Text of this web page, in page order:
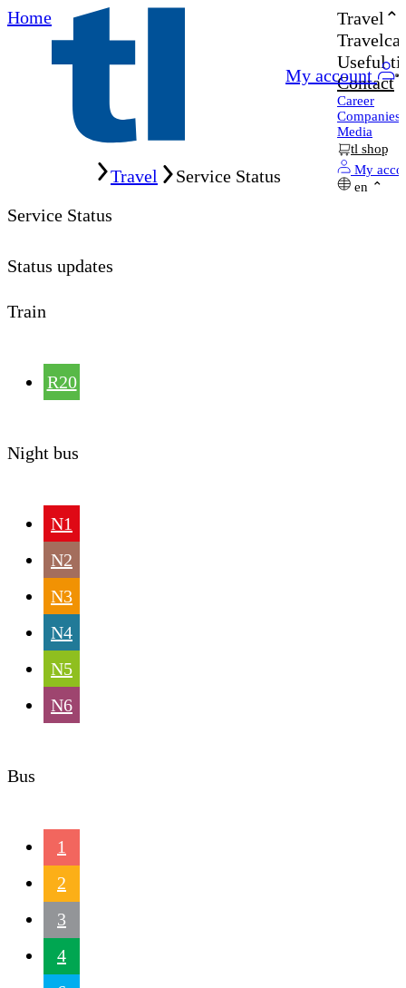
Home
My account
Travel
Useful
Contact
Career
Companies
Media
tl shop
My
en
Travel
Service Status
Service Status
Status updates
Train
R20
Night bus
N1
N2
N3
N4
N5
N6
Bus
1
2
3
4